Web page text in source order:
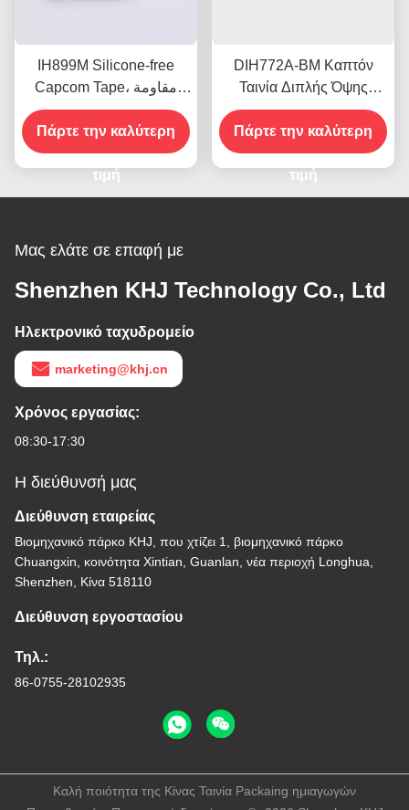
IH899M Silicone-free
Capcom Tape، مقاومة
للحرارة 290 درجة مئوية،
مضادة للكهرباء الساكنة
Πάρτε την καλύτερη
τιμή
DIH772A-BM Καπτόν
Ταινία Διπλής Όψης
Αυτοκόλλητη Ταινία PI
Πάρτε την καλύτερη
τιμή
Μας ελάτε σε επαφή με
Shenzhen KHJ Technology Co., Ltd
Ηλεκτρονικό ταχυδρομείο
marketing@khj.cn
Χρόνος εργασίας:
08:30-17:30
Η διεύθυνσή μας
Διεύθυνση εταιρείας
Βιομηχανικό πάρκο KHJ, που χτίζει 1, βιομηχανικό πάρκο
Chuangxin, κοινότητα Xintian, Guanlan, νέα περιοχή Longhua,
Shenzhen, Κίνα 518110
Διεύθυνση εργοστασίου
Τηλ.:
86-0755-28102935
Καλή ποιότητα της Κίνας Ταινία Packaing ημιαγωγών